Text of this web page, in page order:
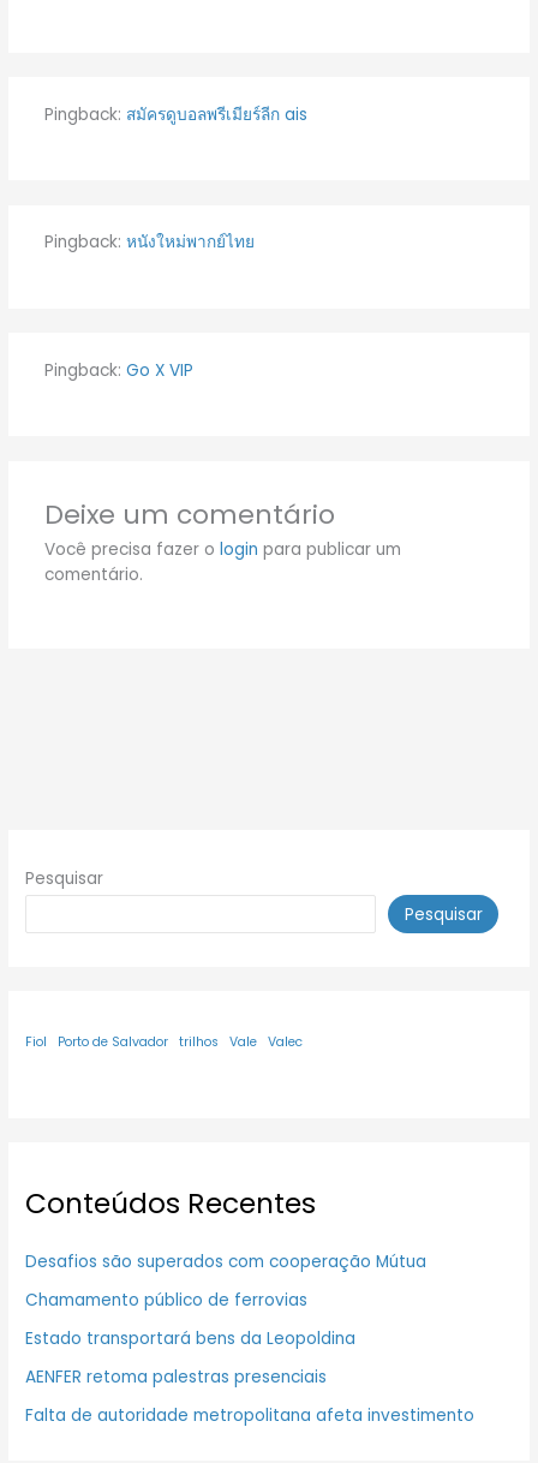
Pingback: สมัครดูบอลพรีเมียร์ลีก ais
Pingback: หนังใหม่พากย์ไทย
Pingback: Go X VIP
Deixe um comentário
Você precisa fazer o login para publicar um
comentário.
Pesquisar
Pesquisar
Fiol Porto de Salvador trilhos Vale Valec
Conteúdos Recentes
Desafios são superados com cooperação Mútua
Chamamento público de ferrovias
Estado transportará bens da Leopoldina
AENFER retoma palestras presenciais
Falta de autoridade metropolitana afeta investimento